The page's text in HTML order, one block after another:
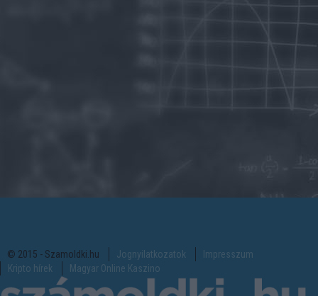
© 2015 - Szamoldki.hu Jognyilatkozatok
Impresszum
Kripto hírek
Magyar Online Kaszino